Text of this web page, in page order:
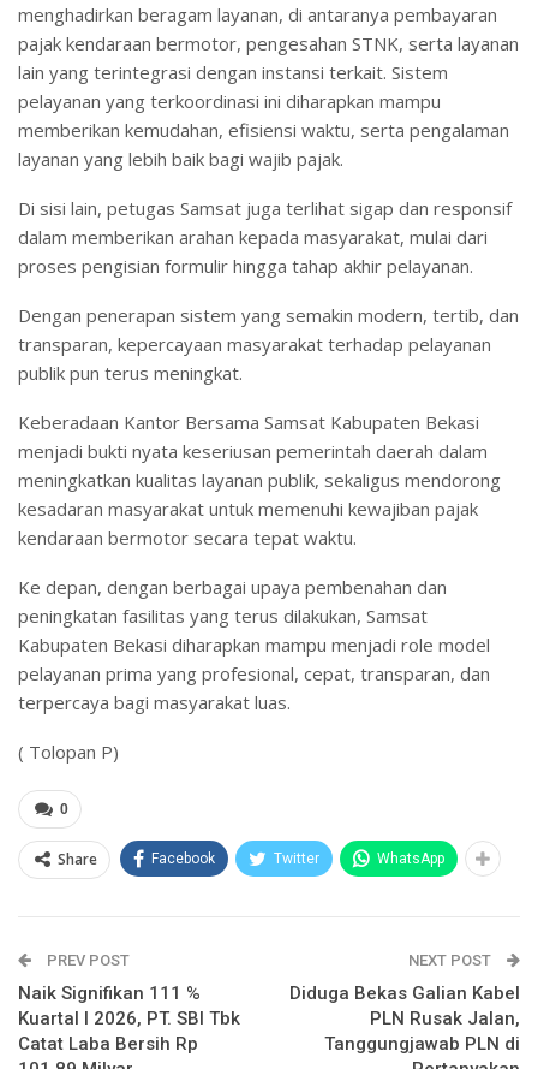
menghadirkan beragam layanan, di antaranya pembayaran
pajak kendaraan bermotor, pengesahan STNK, serta layanan
lain yang terintegrasi dengan instansi terkait. Sistem
pelayanan yang terkoordinasi ini diharapkan mampu
memberikan kemudahan, efisiensi waktu, serta pengalaman
layanan yang lebih baik bagi wajib pajak.
Di sisi lain, petugas Samsat juga terlihat sigap dan responsif
dalam memberikan arahan kepada masyarakat, mulai dari
proses pengisian formulir hingga tahap akhir pelayanan.
Dengan penerapan sistem yang semakin modern, tertib, dan
transparan, kepercayaan masyarakat terhadap pelayanan
publik pun terus meningkat.
Keberadaan Kantor Bersama Samsat Kabupaten Bekasi
menjadi bukti nyata keseriusan pemerintah daerah dalam
meningkatkan kualitas layanan publik, sekaligus mendorong
kesadaran masyarakat untuk memenuhi kewajiban pajak
kendaraan bermotor secara tepat waktu.
Ke depan, dengan berbagai upaya pembenahan dan
peningkatan fasilitas yang terus dilakukan, Samsat
Kabupaten Bekasi diharapkan mampu menjadi role model
pelayanan prima yang profesional, cepat, transparan, dan
terpercaya bagi masyarakat luas.
( Tolopan P)
0
Share Facebook Twitter WhatsApp
PREV POST
Naik Signifikan 111 %
Kuartal I 2026, PT. SBI Tbk
Catat Laba Bersih Rp
NEXT POST
Diduga Bekas Galian Kabel
PLN Rusak Jalan,
Tanggungjawab PLN di